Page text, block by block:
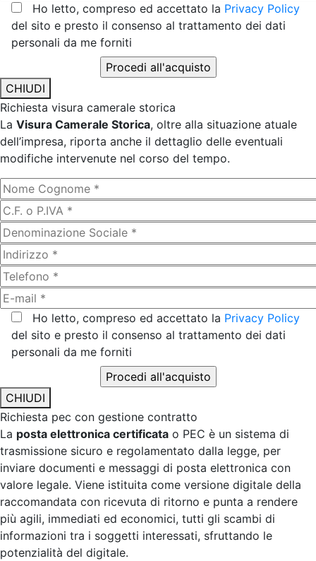
Ho letto, compreso ed accettato la Privacy Policy
del sito e presto il consenso al trattamento dei dati
personali da me forniti
CHIUDI
Richiesta visura camerale storica
La Visura Camerale Storica, oltre alla situazione atuale
dell’impresa, riporta anche il dettaglio delle eventuali
modifiche intervenute nel corso del tempo.
Ho letto, compreso ed accettato la Privacy Policy
del sito e presto il consenso al trattamento dei dati
personali da me forniti
CHIUDI
Richiesta pec con gestione contratto
La posta elettronica certificata o PEC è un sistema di
trasmissione sicuro e regolamentato dalla legge, per
inviare documenti e messaggi di posta elettronica con
valore legale. Viene istituita come versione digitale della
raccomandata con ricevuta di ritorno e punta a rendere
più agili, immediati ed economici, tutti gli scambi di
informazioni tra i soggetti interessati, sfruttando le
potenzialità del digitale.